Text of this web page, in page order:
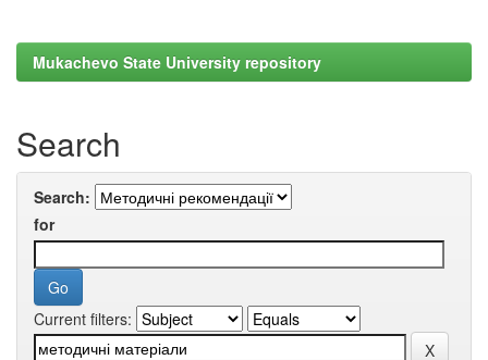
Mukachevo State University repository
Search
Search:
for
Current filters: